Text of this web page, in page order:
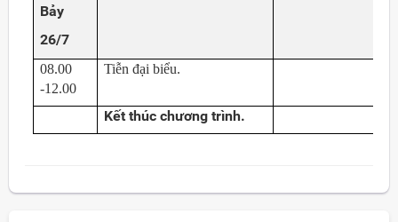
Bảy
26/7
08.00
-12.00
Tiễn đại biểu.
Kết thúc chương trình.